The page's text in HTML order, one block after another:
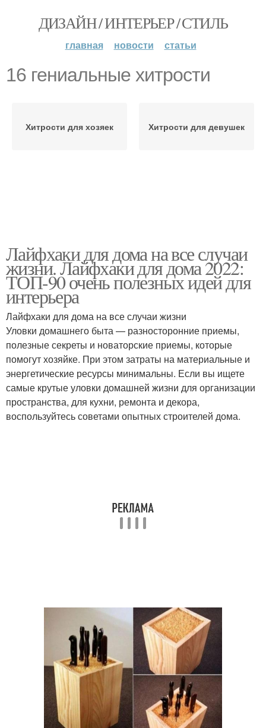
ДИЗАЙН / ИНТЕРЬЕР / СТИЛЬ
главная новости статьи
16 гениальные хитрости
Хитрости для хозяек Хитрости для девушек
Лайфхаки для дома на все случаи
жизни. Лайфхаки для дома 2022:
ТОП-90 очень полезных идей для
интерьера
Лайфхаки для дома на все случаи жизни
Уловки домашнего быта — разносторонние приемы,
полезные секреты и новаторские приемы, которые
помогут хозяйке. При этом затраты на материальные и
энергетические ресурсы минимальны. Если вы ищете
самые крутые уловки домашней жизни для организации
пространства, для кухни, ремонта и декора,
воспользуйтесь советами опытных строителей дома.